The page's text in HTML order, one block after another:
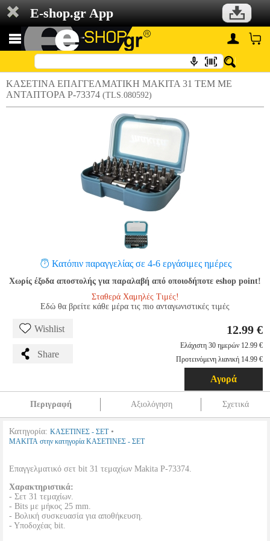
E-shop.gr App
ΚΑΣΕΤΙΝΑ ΕΠΑΓΓΕΛΜΑΤΙΚΗ MAKITA 31 ΤΕΜ ΜΕ
ΑΝΤΑΠΤΟΡΑ P-73374 (TLS.080592)
Κατόπιν παραγγελίας σε 4-6 εργάσιμες ημέρες
Χωρίς έξοδα αποστολής για παραλαβή από οποιοδήποτε eshop point!
Σταθερά Χαμηλές Τιμές!
Εδώ θα βρείτε κάθε μέρα τις πιο ανταγωνιστικές τιμές
Wishlist
Share
12.99 €
Ελάχιστη 30 ημερών 12.99 €
Προτεινόμενη λιανική 14.99 €
Αγορά
Περιγραφή Αξιολόγηση Σχετικά
Κατηγορία: ΚΑΣΕΤΙΝΕΣ - ΣΕΤ•
MAKITA στην κατηγορία ΚΑΣΕΤΙΝΕΣ - ΣΕΤ
Επαγγελματικό σετ bit 31 τεμαχίων Makita P-73374.
Χαρακτηριστικά:
- Σετ 31 τεμαχίων.
- Bits με μήκος 25 mm.
- Βολική συσκευασία για αποθήκευση.
- Υποδοχέας bit.